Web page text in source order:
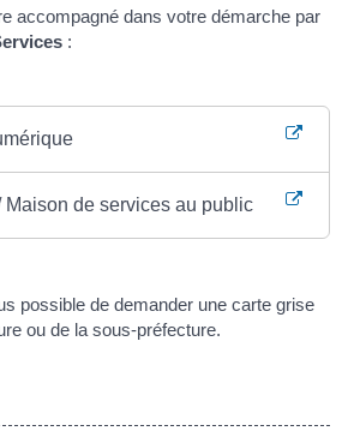
accompagné dans votre démarche par
:
Maison de services au public
possible de demander une carte grise
ou de la sous-préfecture.